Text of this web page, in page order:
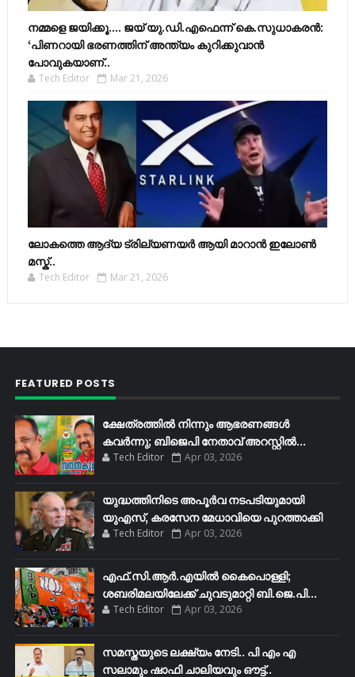
നമ്മളെ ജയിക്കൂ.... ജയ് യു.ഡി.എഫെന്ന് കെ.സുധാകരൻ:
‘പിണറായി ഭരണത്തിന് അന്ത്യം കുറിക്കുവാൻ
പോവുകയാണ്..
Tech Editor Mar 21, 2026
ലോകത്തെ ആദ്യ ട്രില്യണയർ ആയി മാറാൻ ഇലോൺ
മസ്ക്..
Tech Editor Mar 21, 2026
FEATURED POSTS
ക്ഷേത്രത്തിൽ നിന്നും ആഭരണങ്ങൾ
കവർന്നു; ബിജെപി നേതാവ് അറസ്റ്റിൽ...
Tech Editor Apr 03, 2026
യുദ്ധത്തിനിടെ അപൂർവ നടപടിയുമായി
യുഎസ്, കരസേന മേധാവിയെ പുറത്താക്കി
Tech Editor Apr 03, 2026
എഫ്​.സി.ആർ.എയിൽ കൈപൊള്ളി;
ശബരിമലയിലേക്ക്​ ചുവടുമാറ്റി ബി.ജെ.പി...
Tech Editor Apr 03, 2026
സമസ്തയുടെ ലക്ഷ്യം നേടി.. പി എം എ
സലാമും ഷാഫി ചാലിയവും ഔട്ട്..